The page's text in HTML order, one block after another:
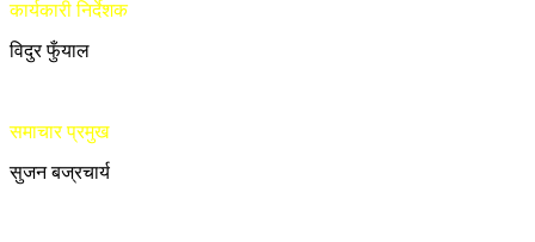
कार्यकारी निर्देशक
विदुर फुँयाल
समाचार प्रमुख
सुजन बज्रचार्य